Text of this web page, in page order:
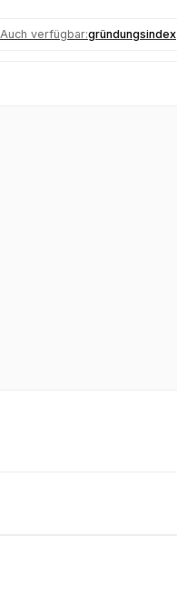
Auch verfügbar:gründungsindex